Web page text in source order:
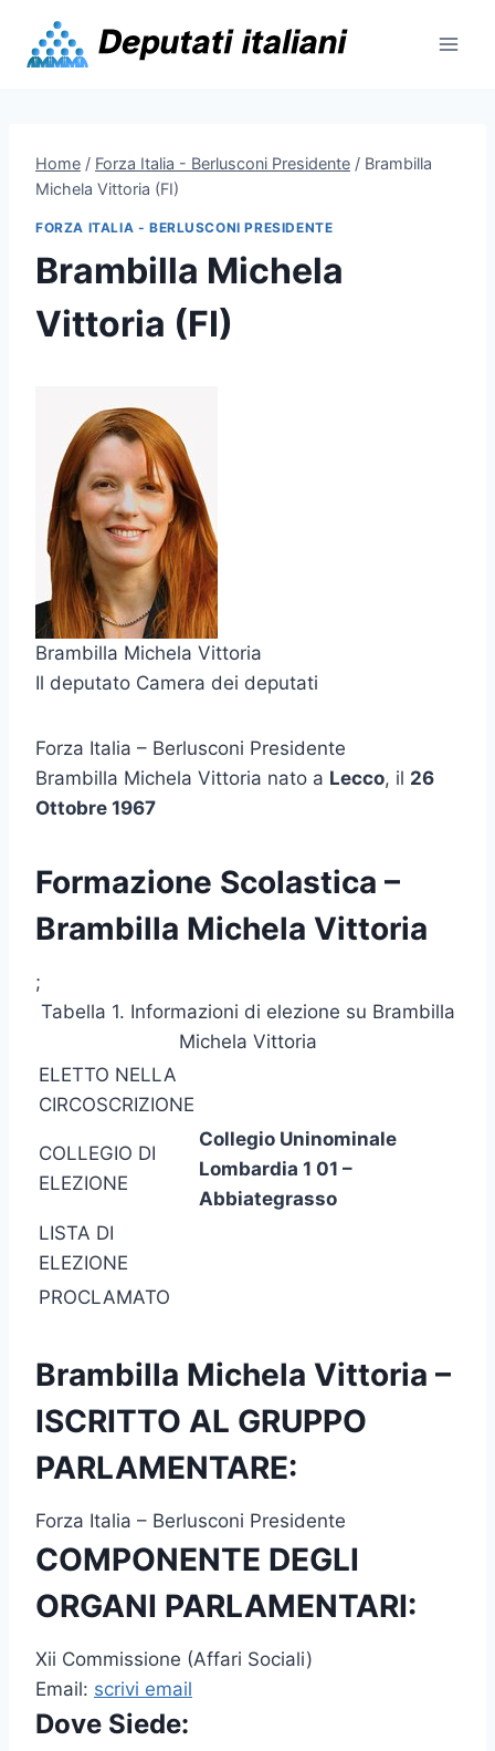
content
Home / Forza Italia - Berlusconi Presidente / Brambilla
Michela Vittoria (FI)
FORZA ITALIA - BERLUSCONI PRESIDENTE
Brambilla Michela
Vittoria (FI)
Brambilla Michela Vittoria
Il deputato Camera dei deputati
Forza Italia – Berlusconi Presidente
Brambilla Michela Vittoria nato a Lecco, il 26
Ottobre 1967
Formazione Scolastica –
Brambilla Michela Vittoria
;
Tabella 1. Informazioni di elezione su Brambilla
Michela Vittoria
ELETTO NELLA
CIRCOSCRIZIONE
COLLEGIO DI
ELEZIONE
Collegio Uninominale
Lombardia 1 01 –
Abbiategrasso
LISTA DI
ELEZIONE
PROCLAMATO
Brambilla Michela Vittoria –
ISCRITTO AL GRUPPO
PARLAMENTARE:
Forza Italia – Berlusconi Presidente
COMPONENTE DEGLI
ORGANI PARLAMENTARI:
Xii Commissione (Affari Sociali)
Email: scrivi email
Dove Siede: